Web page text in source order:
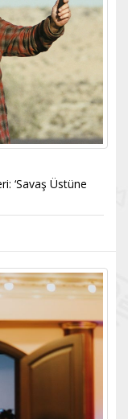
‘Savaş Üstüne